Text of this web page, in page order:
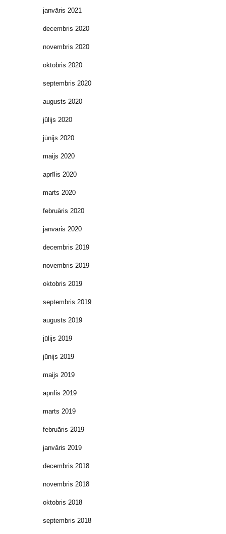
janvāris 2021
decembris 2020
novembris 2020
oktobris 2020
septembris 2020
augusts 2020
jūlijs 2020
jūnijs 2020
maijs 2020
aprīlis 2020
marts 2020
februāris 2020
janvāris 2020
decembris 2019
novembris 2019
oktobris 2019
septembris 2019
augusts 2019
jūlijs 2019
jūnijs 2019
maijs 2019
aprīlis 2019
marts 2019
februāris 2019
janvāris 2019
decembris 2018
novembris 2018
oktobris 2018
septembris 2018